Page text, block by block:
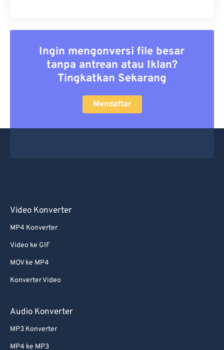
Ingin mengonversi file besar
tanpa antrean atau Iklan?
Tingkatkan Sekarang
Mendaftar
Video Konverter
MP4 Konverter
Video ke GIF
MOV ke MP4
Konverter Video
Audio Konverter
MP3 Konverter
MP4 ke MP3